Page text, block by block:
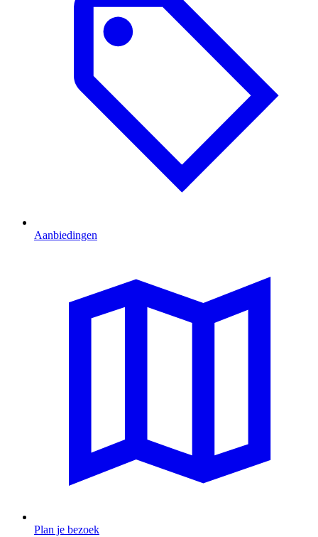
Aanbiedingen
Plan je bezoek